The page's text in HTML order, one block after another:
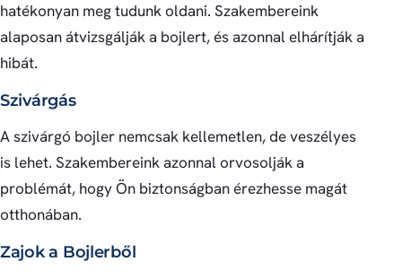
hatékonyan meg tudunk oldani. Szakembereink
alaposan átvizsgálják a bojlert, és azonnal elhárítják a
hibát.
Szivárgás
A szivárgó bojler nemcsak kellemetlen, de veszélyes
is lehet. Szakembereink azonnal orvosolják a
problémát, hogy Ön biztonságban érezhesse magát
otthonában.
Zajok a Bojlerből